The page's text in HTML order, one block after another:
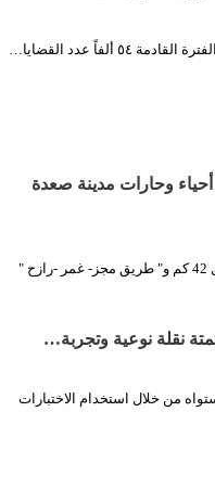
عدد القضايا…
” : 75 ٪ نسبة تغطية أحياء وحارات مدينة صعدة
نسعى في 2021 لتنفيذ مشروع "طريق دمج آل سالم -مخضع - الحشوة " بطول 42 كم و" طريق مجز- غمر -رازح "
نقلة نوعية وتجربة…
من خلال استخدام الاختبارات